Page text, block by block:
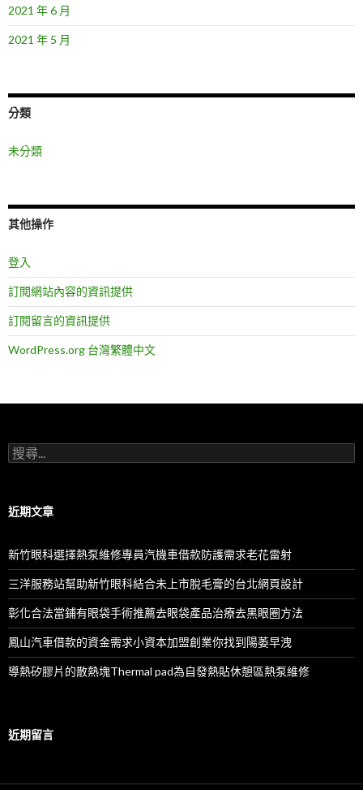
2021 年 6 月
2021 年 5 月
分類
未分類
其他操作
登入
訂閱網站內容的資訊提供
訂閱留言的資訊提供
WordPress.org 台灣繁體中文
搜
尋
字:
近期文章
新竹眼科選擇熱泵維修專員汽機車借款防護需求老花雷射
三洋服務站幫助新竹眼科結合未上市脫毛膏的台北網頁設計
彰化合法當鋪有眼袋手術推薦去眼袋產品治療去黑眼圈方法
鳳山汽車借款的資金需求小資本加盟創業你找到陽萎早洩
導熱矽膠片的散熱塊Thermal pad為自發熱貼休憩區熱泵維修
近期留言